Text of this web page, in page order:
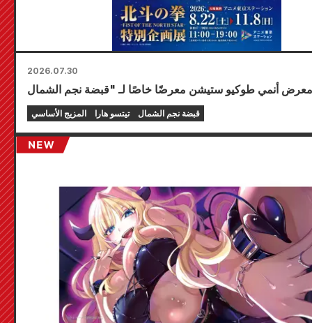
2026.07.30
المزيج الأساسي تيتسو هارا قبضة نجم الشمال